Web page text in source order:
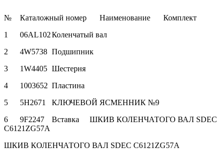
№ Каталожный номер Наименование
Комплект
1
06AL102Коленчатый вал
2
4W5738 Подшипник
3
1W4405 Шестерня
4
1003652 Пластина
5
5H2671
КЛЮЧЕВОЙ ЯСМЕННИК №9
6
9F2247 Вставка
ШКИВ КОЛЕНЧАТОГО ВАЛ SDEC
C6121ZG57A
ШКИВ КОЛЕНЧАТОГО ВАЛ SDEC C6121ZG57A